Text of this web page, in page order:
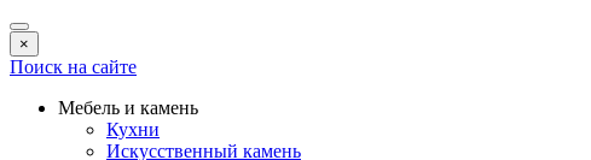
×
Поиск на сайте
Мебель и камень
Кухни
Искусственный камень